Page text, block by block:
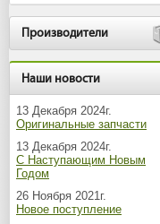
Производители
Наши новости
13 Декабря 2024г.
Оригинальные запчасти
13 Декабря 2024г.
С Наступающим Новым
Годом
26 Ноября 2021г.
Новое поступление